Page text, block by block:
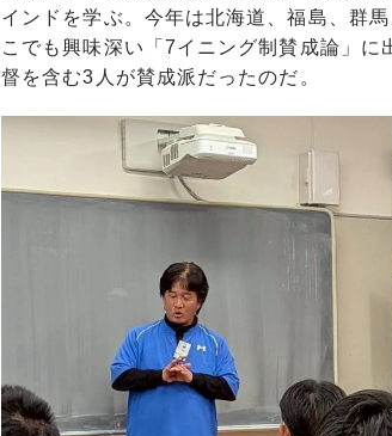
インドを学ぶ。今年は北海道、福島、群
こでも興味深い「7イニング制賛成論」
督を含む3人が賛成派だったのだ。